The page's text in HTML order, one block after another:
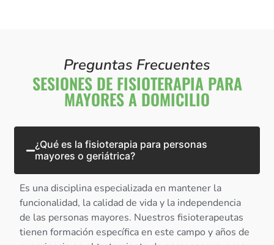
Preguntas Frecuentes
SESIONES DE FISIOTERAPIA PARA
MAYORES A DOMICILIO
¿Qué es la fisioterapia para personas
mayores o geriátrica?
Es una disciplina especializada en mantener la
funcionalidad, la calidad de vida y la independencia
de las personas mayores. Nuestros fisioterapeutas
tienen formación específica en este campo y años de